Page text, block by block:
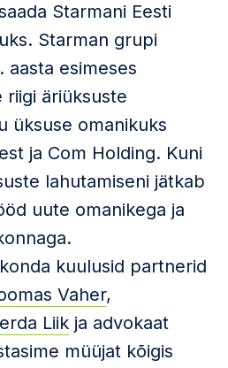
Starmani Eesti
Starman grupi
aasta esimeses
riigi äriüksuste
üksuse omanikuks
ja Com Holding. Kuni
lahutamiseni jätkab
uute omanikega ja
kuulusid partnerid
Vaher,
Liik ja advokaat
müüjat kõigis